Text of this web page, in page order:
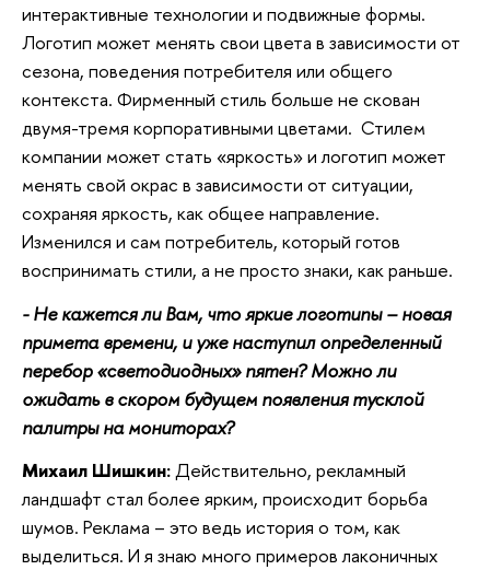
интерактивные технологии и подвижные формы.
Логотип может менять свои цвета в зависимости от
сезона, поведения потребителя или общего
контекста. Фирменный стиль больше не скован
двумя-тремя корпоративными цветами. Стилем
компании может стать «яркость» и логотип может
менять свой окрас в зависимости от ситуации,
сохраняя яркость, как общее направление.
Изменился и сам потребитель, который готов
воспринимать стили, а не просто знаки, как раньше.
- Не кажется ли Вам, что яркие логотипы – новая
примета времени, и уже наступил определенный
перебор «светодиодных» пятен? Можно ли
ожидать в скором будущем появления тусклой
палитры на мониторах?
Михаил Шишкин:Действительно, рекламный
ландшафт стал более ярким, происходит борьба
шумов. Реклама – это ведь история о том, как
выделиться. И я знаю много примеров лаконичных